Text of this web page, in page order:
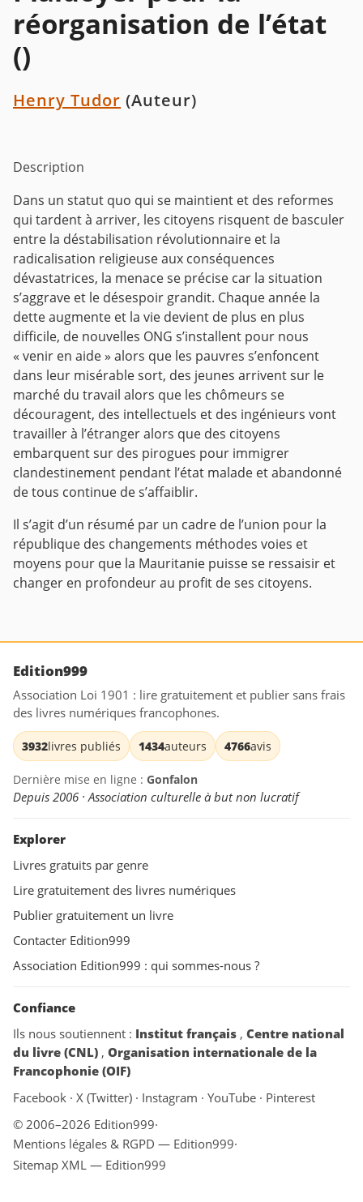
réorganisation de l’état
()
Henry Tudor (Auteur)
Description
Dans un statut quo qui se maintient et des reformes
qui tardent à arriver, les citoyens risquent de basculer
entre la déstabilisation révolutionnaire et la
radicalisation religieuse aux conséquences
dévastatrices, la menace se précise car la situation
s’aggrave et le désespoir grandit. Chaque année la
dette augmente et la vie devient de plus en plus
difficile, de nouvelles ONG s’installent pour nous
« venir en aide » alors que les pauvres s’enfoncent
dans leur misérable sort, des jeunes arrivent sur le
marché du travail alors que les chômeurs se
découragent, des intellectuels et des ingénieurs vont
travailler à l’étranger alors que des citoyens
embarquent sur des pirogues pour immigrer
clandestinement pendant l’état malade et abandonné
de tous continue de s’affaiblir.
Il s’agit d’un résumé par un cadre de l’union pour la
république des changements méthodes voies et
moyens pour que la Mauritanie puisse se ressaisir et
changer en profondeur au profit de ses citoyens.
Edition999
Association Loi 1901 : lire gratuitement et publier sans frais
des livres numériques francophones.
3932livres publiés 1434auteurs 4766avis
Dernière mise en ligne : Gonfalon
Depuis 2006 · Association culturelle à but non lucratif
Explorer
Livres gratuits par genre
Lire gratuitement des livres numériques
Publier gratuitement un livre
Contacter Edition999
Association Edition999 : qui sommes-nous ?
Confiance
Ils nous soutiennent : Institut français , Centre national
du livre (CNL) , Organisation internationale de la
Francophonie (OIF)
Facebook · X (Twitter) · Instagram · YouTube · Pinterest
© 2006–2026 Edition999·
Mentions légales & RGPD — Edition999·
Sitemap XML — Edition999